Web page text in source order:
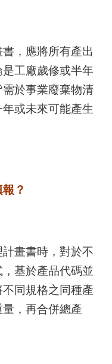
，應將所有產出
工廠歲修或半年
於事業廢棄物清
或未來可能產生
？
畫書時，對於不
基於產品代碼並
同規格之同種產
，再合併總產